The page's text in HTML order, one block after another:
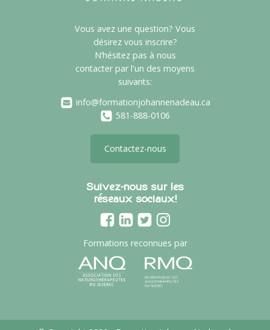
Vous avez une question? Vous
désirez vous inscrire?
N’hésitez pas à nous
contacter par l'un des moyens
suivants:
info@formationjohannenadeau.ca
581-888-0106
Contactez-nous
Suivez-nous sur les
réseaux sociaux!
Formations reconnues par